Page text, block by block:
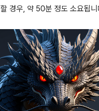
경우, 약 50분 정도 소요됩니